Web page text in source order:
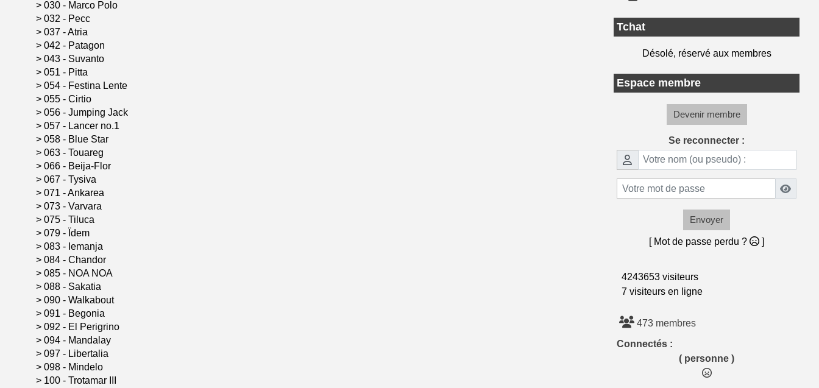
> 030 - Marco Polo
> 032 - Pecc
> 037 - Atria
> 042 - Patagon
> 043 - Suvanto
> 051 - Pitta
> 054 - Festina Lente
> 055 - Cirtio
> 056 - Jumping Jack
> 057 - Lancer no.1
> 058 - Blue Star
> 063 - Touareg
> 066 - Beija-Flor
> 067 - Tysiva
> 071 - Ankarea
> 073 - Varvara
> 075 - Tiluca
> 079 - Ïdem
> 083 - Iemanja
> 084 - Chandor
> 085 - NOA NOA
> 088 - Sakatia
> 090 - Walkabout
> 091 - Begonia
> 092 - El Perigrino
> 094 - Mandalay
> 097 - Libertalia
> 098 - Mindelo
> 100 - Trotamar III
Tchat
Désolé, réservé aux membres
Espace membre
Devenir membre
Se reconnecter :
Envoyer
[ Mot de passe perdu ? ]
4243653 visiteurs
7 visiteurs en ligne
473 membres
Connectés :
( personne )